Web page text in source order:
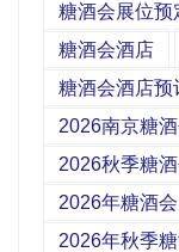
糖酒会展位预
糖酒会酒店
糖酒会酒店预
2026南京糖
2026秋季糖
2026年糖酒会
2026年秋季